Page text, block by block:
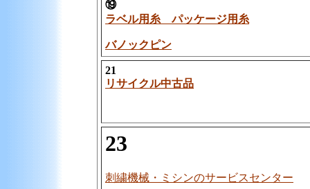
⑲
ラベル用糸 パッケージ用糸
バノックピン
21
リサイクル中古品
23
刺繍機械・ミシンのサービスセンター